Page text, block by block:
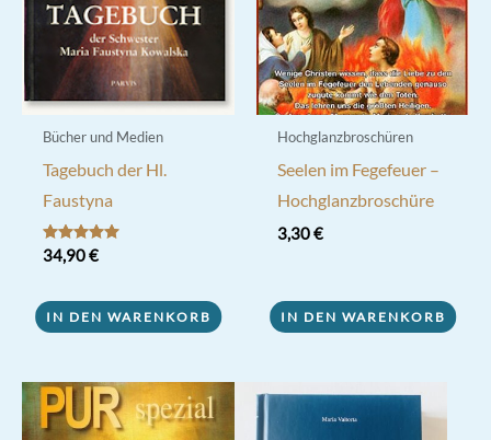
Bücher und Medien
Tagebuch der Hl.
Faustyna
Bewertet mit
5.00
34,90€
IN DEN WARENKORB
Hochglanzbroschüren
Seelen im Fegefeuer –
Hochglanzbroschüre
3,30€
IN DEN WARENKORB